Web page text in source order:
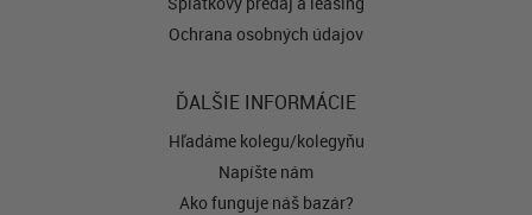
Ochrana osobných údajov
ĎALŠIE INFORMÁCIE
Hľadáme kolegu/kolegyňu
Napíšte nám
Ako funguje náš bazár?